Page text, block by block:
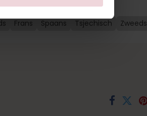
Frans Spaans Tsjechisch Zweeds